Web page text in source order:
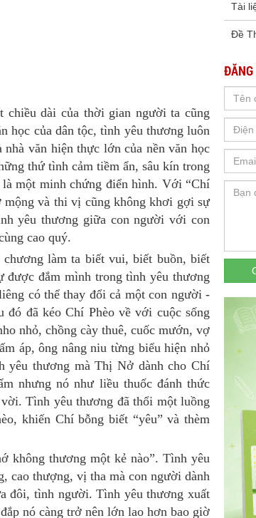
chiều dài của thời gian người ta cũng
học của dân tộc, tình yêu thương luôn
văn hiện thực lớn của nền văn học
thứ tình cảm tiềm ẩn, sâu kín trong
một minh chứng điển hình. Với “Chí
mộng và thi vị cũng không khơi gợi sự
yêu thương giữa con người với con
cao quý.
làm ta biết vui, biết buồn, biết
được đắm mình trong tình yêu thương
có thể thay đổi cả một con người -
đã kéo Chí Phèo về với cuộc sống
nhỏ, chồng cày thuê, cuốc mướn, vợ
áp, ông nâng niu từng biểu hiện nhỏ
yêu thương mà Thị Nở dành cho Chí
nhưng nó như liều thuốc đánh thức
Tình yêu thương đã thổi một luồng
khiến Chí bỗng biết “yêu” và thèm
không thương một kẻ nào”. Tình yêu
cao thượng, vị tha mà con người dành
đôi, tình người. Tình yêu thương xuất
nó càng trở nên lớn lao hơn bao giờ
Tài
Đề
ĐĂNG